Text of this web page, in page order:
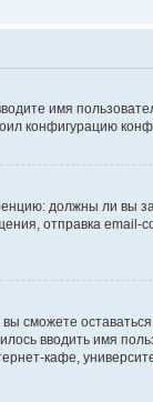
имя
конфигурацию
должны ли
отправка email-
, вы сможете
вводить имя
кафе,